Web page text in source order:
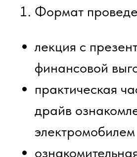
пожалуйста, свяжитесь с нами:
Генеральный директор
ООО «Электромобили мира»
Серёженкин А. А.
Контактные данные:
Телефон: 7 (989) 084-59-99
E‑mail: evcarsworld@mail.ru
https://evcarsworld.ru/
Будем рады ответить на все